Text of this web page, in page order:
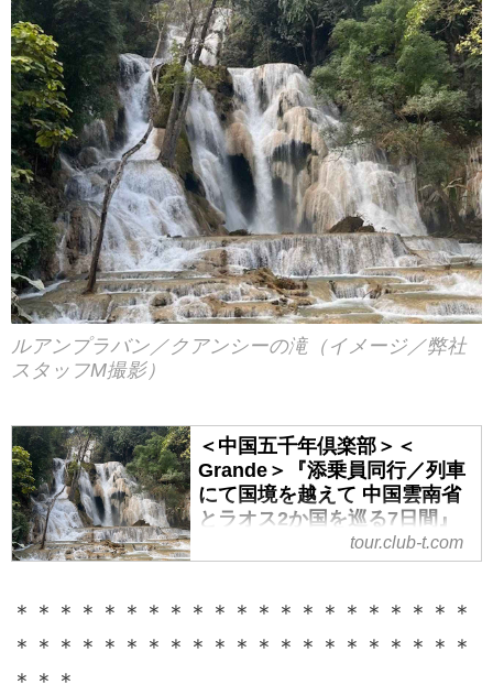
ルアンプラバン／クアンシーの滝（イメージ／弊社
スタッフM撮影）
＜中国五千年倶楽部＞＜
Grande＞『添乗員同行／列車
にて国境を越えて 中国雲南省
とラオス2か国を巡る7日間』
｜クラブツーリズム
『添乗員同行／列車にて国境を越
巡る7日間』の紹介をしています。
tour.club-t.com
＊＊＊＊＊＊＊＊＊＊＊＊＊＊＊＊＊＊＊＊＊
＊＊＊＊＊＊＊＊＊＊＊＊＊＊＊＊＊＊＊＊＊
＊＊＊